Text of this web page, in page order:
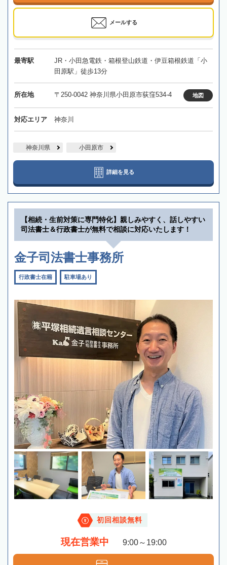
メールする
最寄駅
JR・小田急電鉄・箱根登山鉄道・伊豆箱根鉄道「小
田原駅」徒歩13分
所在地 〒250-0042 神奈川県小田原市荻窪534-4 地図
対応エリア 神奈川
神奈川県 小田原市
詳細を見る
【相続・生前対策に専門特化】親しみやすく、話しやすい
司法書士＆行政書士が無料で相談に対応いたします！
金子司法書士事務所
行政書士在籍 駐車場あり
初回相談無料
現在営業中 9:00～19:00